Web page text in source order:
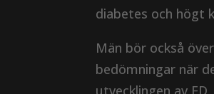
diabetes och högt
Män bör också
bedömningar när
utvecklingen av